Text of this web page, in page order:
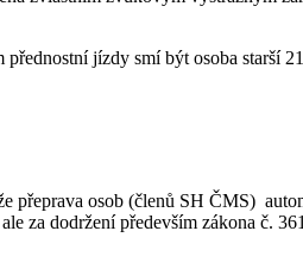
jízdy smí být osoba starší
přeprava osob (členů SH ČMS)
za dodržení především zákona č.